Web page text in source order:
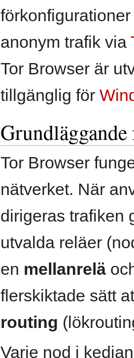
anonym trafik via
Tor Browser är
tillgänglig för
Tor Browser
nätverket. När
dirigeras trafiken
utvalda reläer
en mellanrelä
flerskiktade sätt
routing
Varje nod i